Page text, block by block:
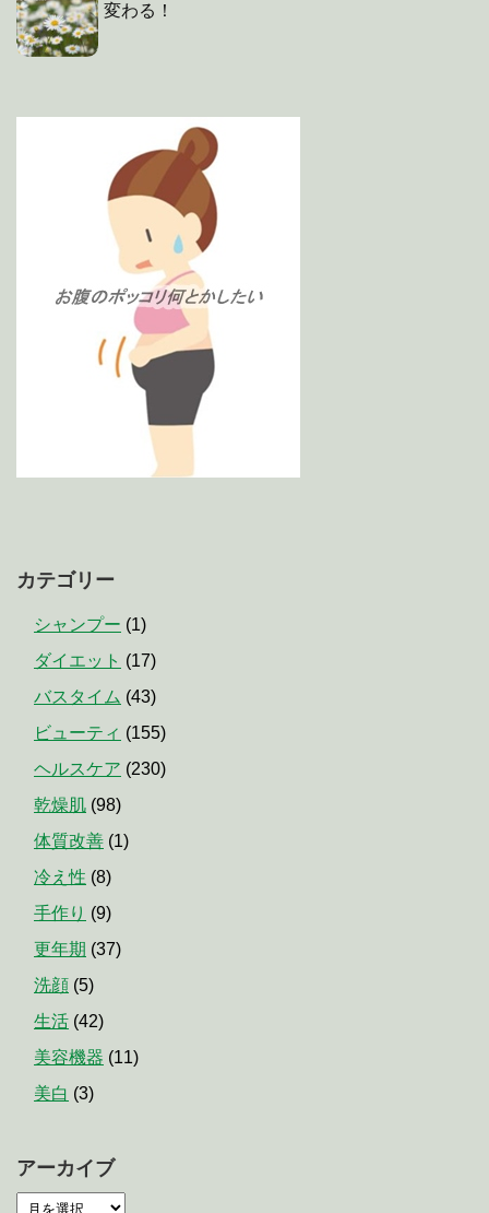
変わる！
カテゴリー
シャンプー (1)
ダイエット (17)
バスタイム (43)
ビューティ (155)
ヘルスケア (230)
乾燥肌 (98)
体質改善 (1)
冷え性 (8)
手作り (9)
更年期 (37)
洗顔 (5)
生活 (42)
美容機器 (11)
美白 (3)
アーカイブ